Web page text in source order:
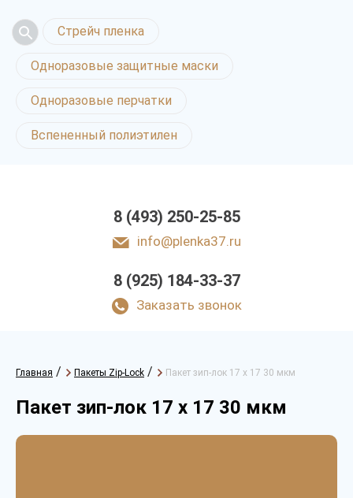
Стрейч пленка
Одноразовые защитные маски
Одноразовые перчатки
Вспененный полиэтилен
8 (493) 250-25-85
info@plenka37.ru
8 (925) 184-33-37
Заказать звонок
Главная / Пакеты Zip-Lock / Пакет зип-лок 17 х 17 30 мкм
Пакет зип-лок 17 х 17 30 мкм